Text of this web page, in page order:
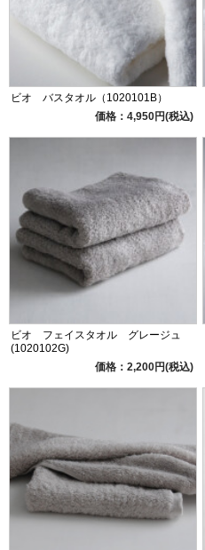
ビオ バスタオル（1020101B）
価格：4,950円(税込)
ビオ フェイスタオル グレージュ
(1020102G)
価格：2,200円(税込)